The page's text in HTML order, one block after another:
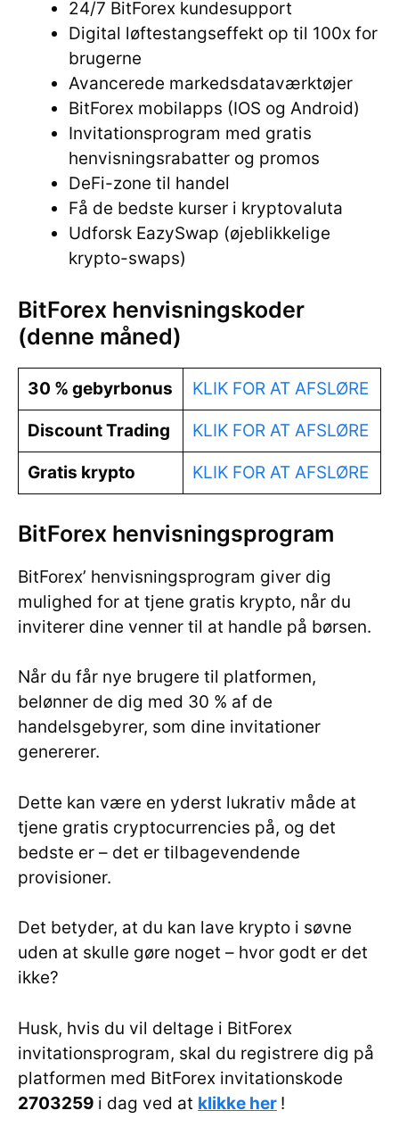
24/7 BitForex kundesupport
Digital løftestangseffekt op til 100x for
brugerne
Avancerede markedsdataværktøjer
BitForex mobilapps (IOS og Android)
Invitationsprogram med gratis
henvisningsrabatter og promos
DeFi-zone til handel
Få de bedste kurser i kryptovaluta
Udforsk EazySwap (øjeblikkelige
krypto-swaps)
BitForex henvisningskoder
(denne måned)
30 % gebyrbonus KLIK FOR AT AFSLØRE
Discount Trading KLIK FOR AT AFSLØRE
Gratis krypto KLIK FOR AT AFSLØRE
BitForex henvisningsprogram
BitForex’ henvisningsprogram giver dig
mulighed for at tjene gratis krypto, når du
inviterer dine venner til at handle på børsen.
Når du får nye brugere til platformen,
belønner de dig med 30 % af de
handelsgebyrer, som dine invitationer
genererer.
Dette kan være en yderst lukrativ måde at
tjene gratis cryptocurrencies på, og det
bedste er – det er tilbagevendende
provisioner.
Det betyder, at du kan lave krypto i søvne
uden at skulle gøre noget – hvor godt er det
ikke?
Husk, hvis du vil deltage i BitForex
invitationsprogram, skal du registrere dig på
platformen med BitForex invitationskode
2703259 i dag ved at klikke her !